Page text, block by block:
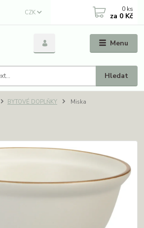
Menu
CZK
Hledat
0 ks
za 0 Kč
BYTOVÉ DOPLŇKY Miska